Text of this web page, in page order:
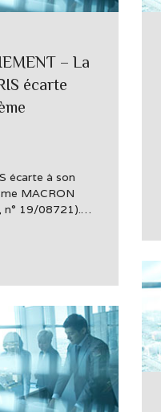
– La
écarte
écarte à son
MACRON
n° 19/08721).…